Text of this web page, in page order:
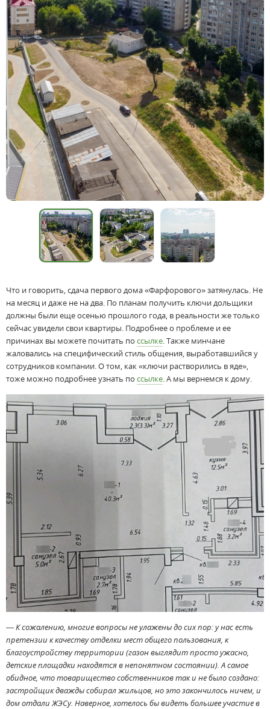
Что и говорить, сдача первого дома «Фарфорового» затянулась. Не
на месяц и даже не на два. По планам получить ключи дольщики
должны были еще осенью прошлого года, в реальности же только
сейчас увидели свои квартиры. Подробнее о проблеме и ее
причинах вы можете почитать по ссылке. Также минчане
жаловались на специфический стиль общения, выработавшийся у
сотрудников компании. О том, как «ключи растворились в яде»,
тоже можно подробнее узнать по ссылке. А мы вернемся к дому.
— К сожалению, многие вопросы не улажены до сих пор: у нас есть
претензии к качеству отделки мест общего пользования, к
благоустройству территории (газон выглядит просто ужасно,
детские площадки находятся в непонятном состоянии). А самое
обидное, что товарищество собственников так и не было создано:
застройщик дважды собирал жильцов, но это закончилось ничем, и
дом отдали ЖЭСу. Наверное, хотелось бы видеть большее участие в